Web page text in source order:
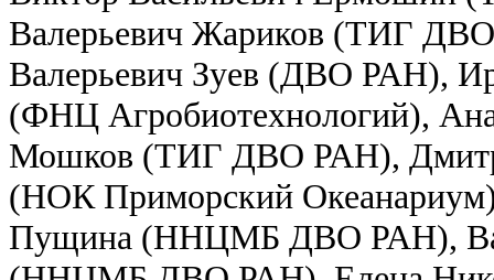
Валерьевич Жариков (ТИГ
Валерьевич Зуев (ДВО РАН),
(ФНЦ Агробиотехнологий),
Мошков (ТИГ ДВО РАН),
(НОК Приморский
Пущина (ННЦМБ ДВО РАН),